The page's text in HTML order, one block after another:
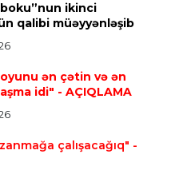
qayıdır
ikinci
qalibi müəyyənləşib
ən çətin və ən
idi" - AÇIQLAMA
çalışacağıq" -